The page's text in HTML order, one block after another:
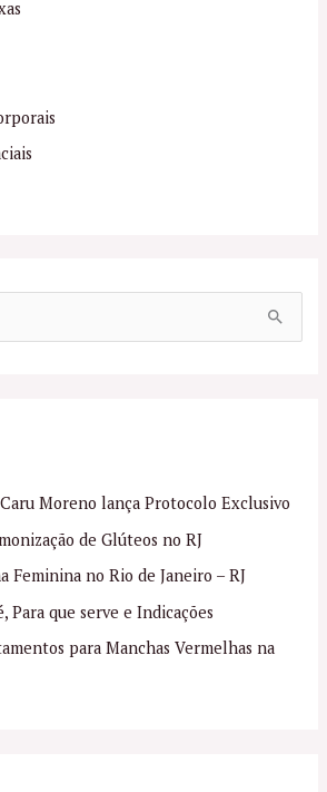
Moreno lança Protocolo Exclusivo
de Glúteos no RJ
Feminina no Rio de Janeiro – RJ
Para que serve e Indicações
para Manchas Vermelhas na